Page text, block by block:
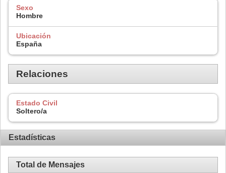
Sexo
Hombre
Ubicación
España
Relaciones
Estado Civil
Soltero/a
Estadísticas
Total de Mensajes